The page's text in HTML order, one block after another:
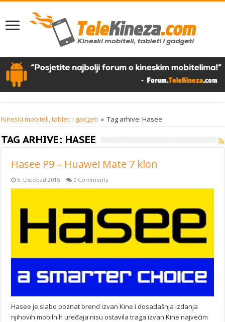
Kineski mobiteli, tableti i gadgeti » Tag arhive: Hasee
TAG ARHIVE: HASEE
Hasee P9 – Huawei Mate 7 klon
5. Listopad 2015 0 Comments
Hasee je slabo poznat brend izvan Kine i dosadašnja izdanja
njihovih mobilnih uređaja nisu ostavila traga izvan Kine najvećim